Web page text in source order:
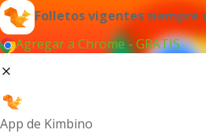
Folletos vigentes siempre
Agregar a Chrome - GRATIS
App de Kimbino